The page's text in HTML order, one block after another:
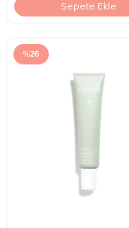
Sepete Ekle
%26